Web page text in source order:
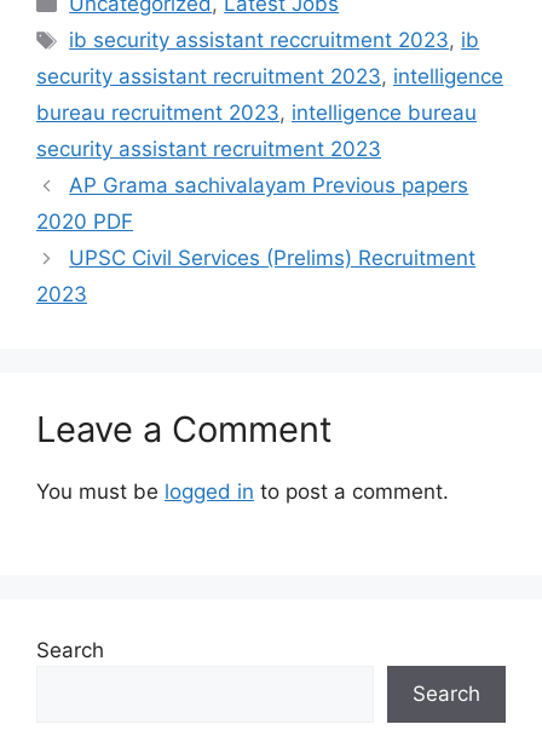
Tags
ib security assistant reccruitment 2023, ib
security assistant recruitment 2023, intelligence
bureau recruitment 2023, intelligence bureau
security assistant recruitment 2023
AP Grama sachivalayam Previous papers
2020 PDF
UPSC Civil Services (Prelims) Recruitment
2023
Leave a Comment
You must be logged in to post a comment.
Search
Search